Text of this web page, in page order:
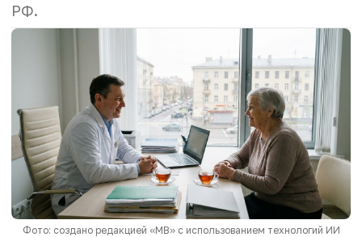
РФ.
Фото: создано редакцией «МВ» с использованием технологий ИИ